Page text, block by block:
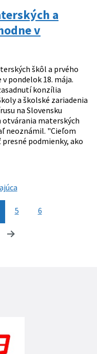
a
v
škôl a prvého
pondelok 18. mája.
konzília
a školské zariadenia
na Slovensku
materských
neoznámil. "Cieľom
podmienky, ako
5 6
stránka